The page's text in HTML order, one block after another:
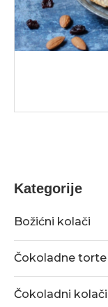
Kategorije
Božićni kolači
Čokoladne torte
Čokoladni kolači